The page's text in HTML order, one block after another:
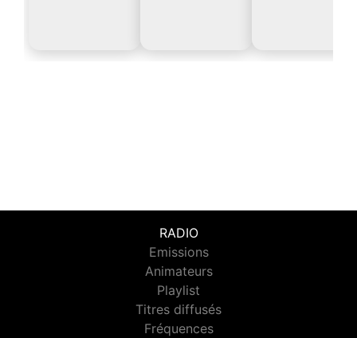
RADIO
Emissions
Animateurs
Playlist
Titres diffusés
Fréquences